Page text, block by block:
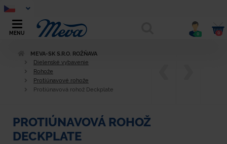
MENU 0 0
MEVA-SK S.R.O. ROŽŇAVA
Dielenské vybavenie
Rohože
Protiúnavové rohože
Protiúnavová rohož Deckplate
PROTIÚNAVOVÁ ROHOŽ
DECKPLATE